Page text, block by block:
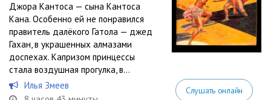
Джора Кантоса — сына Кантоса
Кана. Особенно ей не понравился
правитель далёкого Гатола — джед
Гахан, в украшенных алмазами
доспехах. Капризом принцессы
стала воздушная прогулка, в...
Илья Змеев
Слушать онлайн